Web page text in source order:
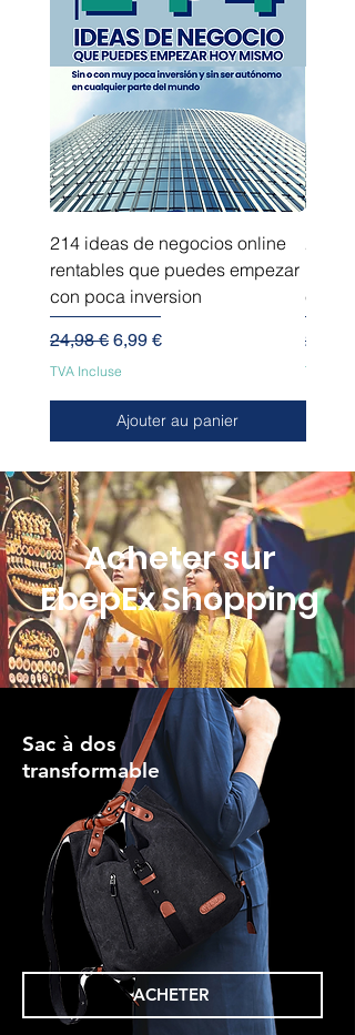
214 ideas de negocios online
rentables que puedes empezar
con poca inversion
Prix original
24,98 € Prix promotionnel
6,99 €
TVA Incluse
Ajouter au panier
214
Prix
24,98 €
TVA
Acheter sur
EbepEx Shopping
Sac à dos
transformable
ACHETER